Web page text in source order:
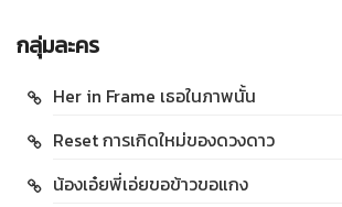
กลุ่มละคร
Her in Frame เธอในภาพนั้น
Reset การเกิดใหม่ของดวงดาว
น้องเอ๋ยพี่เอ่ยขอข้าวขอแกง